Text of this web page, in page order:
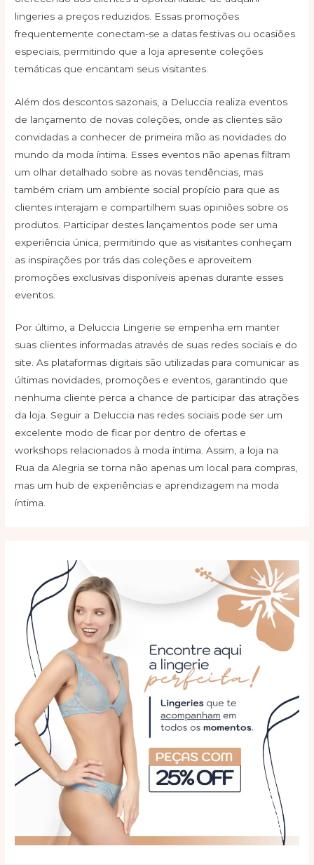
lingeries a preços reduzidos. Essas promoções
frequentemente conectam-se a datas festivas ou ocasiões
especiais, permitindo que a loja apresente coleções
temáticas que encantam seus visitantes.
Além dos descontos sazonais, a Deluccia realiza eventos
de lançamento de novas coleções, onde as clientes são
convidadas a conhecer de primeira mão as novidades do
mundo da moda íntima. Esses eventos não apenas filtram
um olhar detalhado sobre as novas tendências, mas
também criam um ambiente social propício para que as
clientes interajam e compartilhem suas opiniões sobre os
produtos. Participar destes lançamentos pode ser uma
experiência única, permitindo que as visitantes conheçam
as inspirações por trás das coleções e aproveitem
promoções exclusivas disponíveis apenas durante esses
eventos.
Por último, a Deluccia Lingerie se empenha em manter
suas clientes informadas através de suas redes sociais e do
site. As plataformas digitais são utilizadas para comunicar as
últimas novidades, promoções e eventos, garantindo que
nenhuma cliente perca a chance de participar das atrações
da loja. Seguir a Deluccia nas redes sociais pode ser um
excelente modo de ficar por dentro de ofertas e
workshops relacionados à moda íntima. Assim, a loja na
Rua da Alegria se torna não apenas um local para compras,
mas um hub de experiências e aprendizagem na moda
íntima.